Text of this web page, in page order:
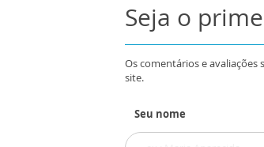
Seja o
Os comentários e
site.
Seu nome